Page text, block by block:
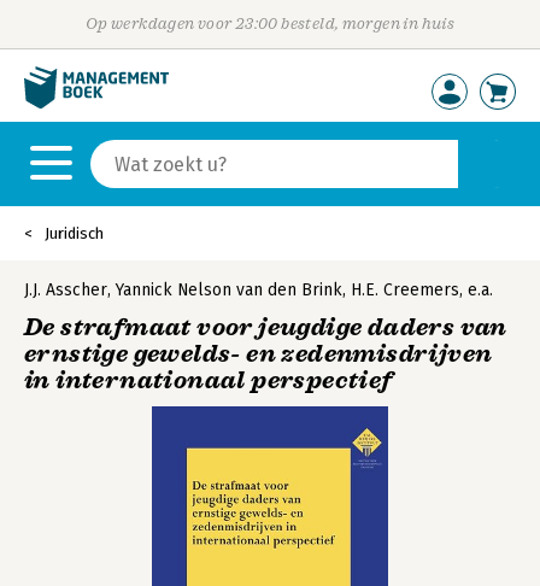
Op werkdagen voor 23:00 besteld, morgen in huis
Juridisch
J.J. Asscher,Yannick Nelson van den Brink, H.E. Creemers, e.a.
De strafmaat voor jeugdige daders van
ernstige gewelds- en zedenmisdrijven
in internationaal perspectief